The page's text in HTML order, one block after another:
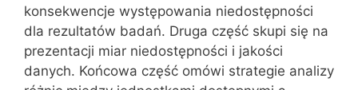
konsekwencje występowania niedostępności
dla rezultatów badań. Druga część skupi się na
prezentacji miar niedostępności i jakości
danych. Końcowa część omówi strategie analizy